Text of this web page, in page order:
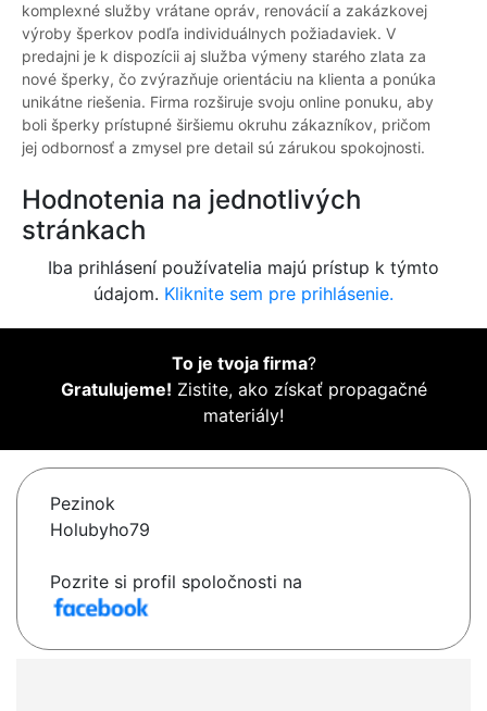
komplexné služby vrátane opráv, renovácií a zakázkovej
výroby šperkov podľa individuálnych požiadaviek. V
predajni je k dispozícii aj služba výmeny starého zlata za
nové šperky, čo zvýrazňuje orientáciu na klienta a ponúka
unikátne riešenia. Firma rozširuje svoju online ponuku, aby
boli šperky prístupné širšiemu okruhu zákazníkov, pričom
jej odbornosť a zmysel pre detail sú zárukou spokojnosti.
Hodnotenia na jednotlivých
stránkach
Iba prihlásení používatelia majú prístup k týmto
údajom. Kliknite sem pre prihlásenie.
To je tvoja firma?
Gratulujeme! Zistite, ako získať propagačné
materiály!
Pezinok
Holubyho79
Pozrite si profil spoločnosti na